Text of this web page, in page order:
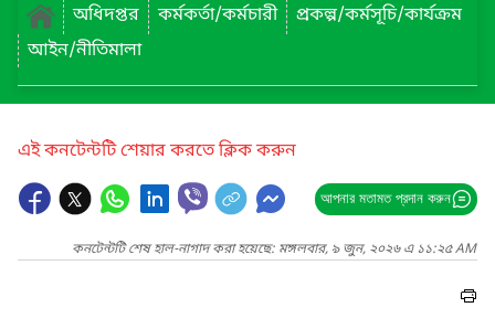
অধিদপ্তর
কর্মকর্তা/কর্মচারী
প্রকল্প/কর্মসূচি/কার্যক্রম
আইন/নীতিমালা
এই কনটেন্টটি শেয়ার করতে ক্লিক করুন
আপনার মতামত প্রদান করুন
কনটেন্টটি শেষ হাল-নাগাদ করা হয়েছে: মঙ্গলবার, ৯ জুন, ২০২৬ এ ১১:২৫ AM